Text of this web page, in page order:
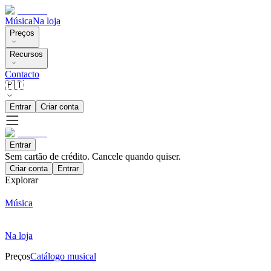
MúsicaNa loja
Preços
Recursos
Contacto
🇵🇹
Entrar Criar conta
Entrar
Sem cartão de crédito. Cancele quando quiser.
Criar conta Entrar
Explorar
Música
Na loja
PreçosCatálogo musical